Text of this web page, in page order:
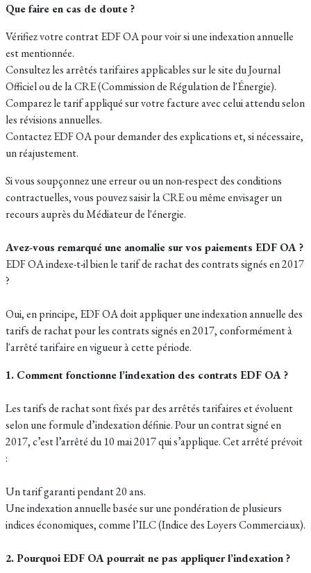
Que faire en cas de doute ?
Vérifiez votre contrat EDF OA pour voir si une indexation annuelle
est mentionnée.
Consultez les arrêtés tarifaires applicables sur le site du Journal
Officiel ou de la CRE (Commission de Régulation de l'Énergie).
Comparez le tarif appliqué sur votre facture avec celui attendu selon
les révisions annuelles.
Contactez EDF OA pour demander des explications et, si nécessaire,
un réajustement.
Si vous soupçonnez une erreur ou un non-respect des conditions
contractuelles, vous pouvez saisir la CRE ou même envisager un
recours auprès du Médiateur de l'énergie.
Avez-vous remarqué une anomalie sur vos paiements EDF OA ?
EDF OA indexe-t-il bien le tarif de rachat des contrats signés en 2017
?
Oui, en principe, EDF OA doit appliquer une indexation annuelle des
tarifs de rachat pour les contrats signés en 2017, conformément à
l'arrêté tarifaire en vigueur à cette période.
1. Comment fonctionne l’indexation des contrats EDF OA ?
Les tarifs de rachat sont fixés par des arrêtés tarifaires et évoluent
selon une formule d’indexation définie. Pour un contrat signé en
2017, c’est l’arrêté du 10 mai 2017 qui s’applique. Cet arrêté prévoit
:
Un tarif garanti pendant 20 ans.
Une indexation annuelle basée sur une pondération de plusieurs
indices économiques, comme l’ILC (Indice des Loyers Commerciaux).
2. Pourquoi EDF OA pourrait ne pas appliquer l’indexation ?